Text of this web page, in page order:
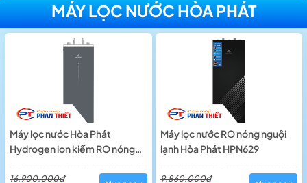
MÁY LỌC NƯỚC HÒA PHÁT
Máy lọc nước Hòa Phát
Hydrogen ion kiềm RO nóng
16.900.000đ
Máy lọc nước RO nóng nguội
lạnh Hòa Phát HPN629
9.860.000đ